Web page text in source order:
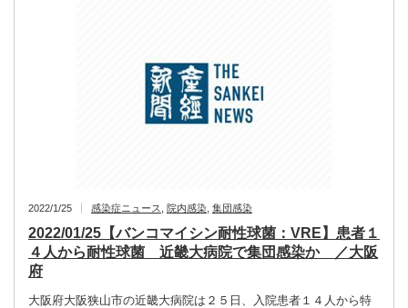
2022/1/25 感染症ニュース 院内感染 集団感染
2022/01/25【バンコマイシン耐性球菌：VRE】患者１
４人から耐性球菌 近畿大病院で集団感染か ／大阪
府
大阪府大阪狭山市の近畿大病院は２５日、入院患者１４人から特